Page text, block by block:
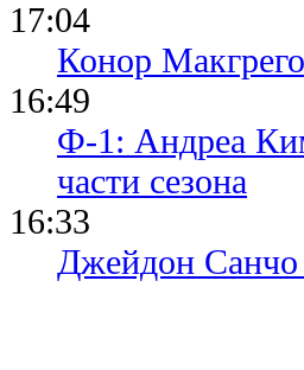
17:04
Конор
16:49
Ф-1: Андреа
части сезона
16:33
Джейдон Санчо